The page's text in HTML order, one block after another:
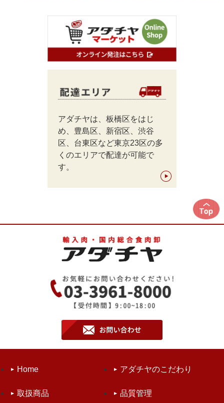
アダチヤは、板橋区をはじ
め、豊島区、新宿区、渋谷
区、台東区など東京23区の多
くのエリアで配達が可能で
す。
Home アダチヤのこだわり
取扱商品 品質管理